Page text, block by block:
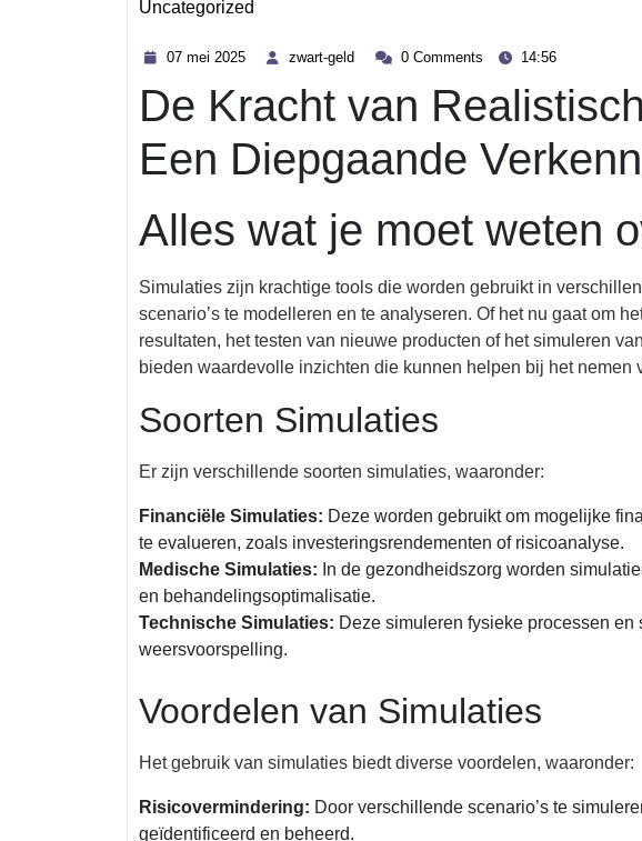
Uncategorized
07 mei 2025
2025
zwart-geld
zwart- 0 Comments 14:56
De Kracht van
Een Diepgaande
Alles wat je moet weten
Simulaties zijn krachtige tools die worden gebruikt in
scenario’s te modelleren en te analyseren. Of het nu gaat om
resultaten, het testen van nieuwe producten of het simuleren
bieden waardevolle inzichten die kunnen helpen bij het nemen
Soorten Simulaties
Er zijn verschillende soorten simulaties, waaronder:
Financiële Simulaties: Deze worden gebruikt om mogelijke
te evalueren, zoals investeringsrendementen of risicoanalyse.
Medische Simulaties: In de gezondheidszorg worden
en behandelingsoptimalisatie.
Technische Simulaties: Deze simuleren fysieke processen
weersvoorspelling.
Voordelen van Simulaties
Het gebruik van simulaties biedt diverse voordelen, waaronder:
Risicovermindering: Door verschillende scenario’s te
geïdentificeerd en beheerd.